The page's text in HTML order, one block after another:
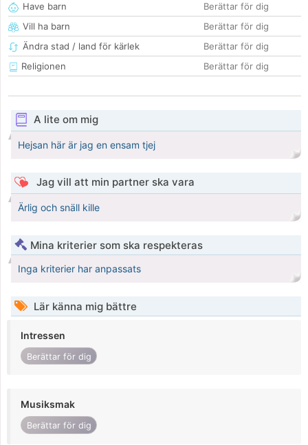
Have barn
Berättar för dig
Vill ha barn
Berättar för dig
Ändra stad / land för kärlek
Berättar för dig
Religionen
Berättar för dig
A lite om mig
Hejsan här är jag en ensam tjej
Jag vill att min partner ska vara
Ärlig och snäll kille
Mina kriterier som ska respekteras
Inga kriterier har anpassats
Lär känna mig bättre
Intressen
Berättar för dig
Musiksmak
Berättar för dig